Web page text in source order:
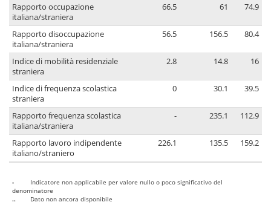
Rapporto occupazione
italiana/straniera
66.5 61 74.9
Rapporto disoccupazione
italiana/straniera
56.5 156.5 80.4
Indice di mobilità residenziale
straniera
2.8 14.8 16
Indice di frequenza scolastica
straniera
0 30.1 39.5
Rapporto frequenza scolastica
italiana/straniera
- 235.1 112.9
Rapporto lavoro indipendente
italiano/straniero
226.1 135.5 159.2
-
Indicatore non applicabile per valore nullo o poco significativo del
denominatore
..
Dato non ancora disponibile